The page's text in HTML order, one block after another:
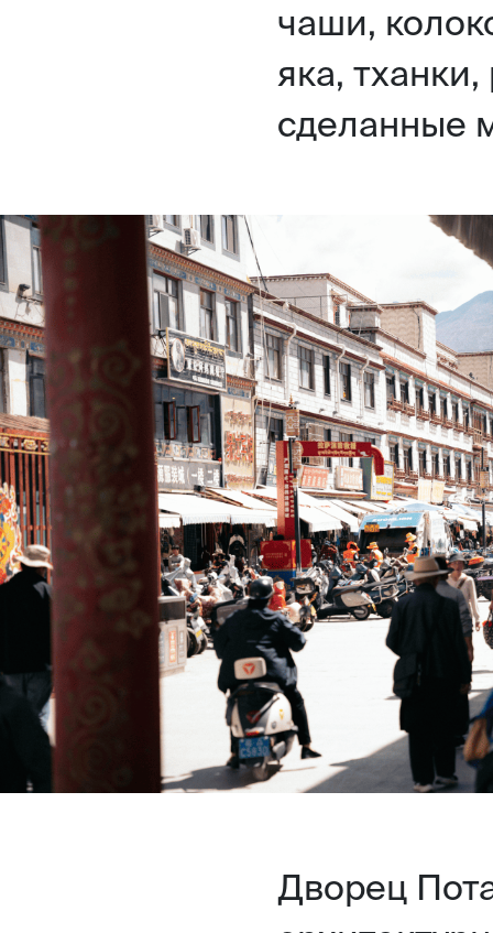
чаши,
яка,
сделанные
Дворец